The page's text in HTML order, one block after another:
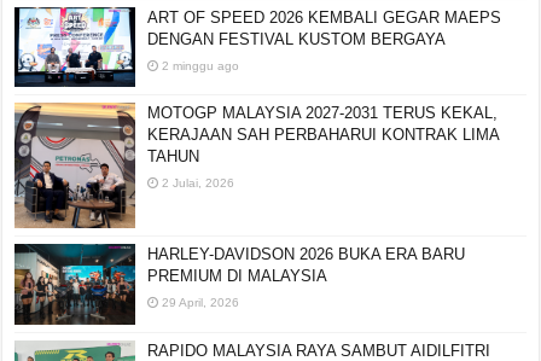
ART OF SPEED 2026 KEMBALI GEGAR MAEPS
DENGAN FESTIVAL KUSTOM BERGAYA
2 minggu ago
MOTOGP MALAYSIA 2027-2031 TERUS KEKAL,
KERAJAAN SAH PERBAHARUI KONTRAK LIMA
TAHUN
2 Julai, 2026
HARLEY-DAVIDSON 2026 BUKA ERA BARU
PREMIUM DI MALAYSIA
29 April, 2026
RAPIDO MALAYSIA RAYA SAMBUT AIDILFITRI